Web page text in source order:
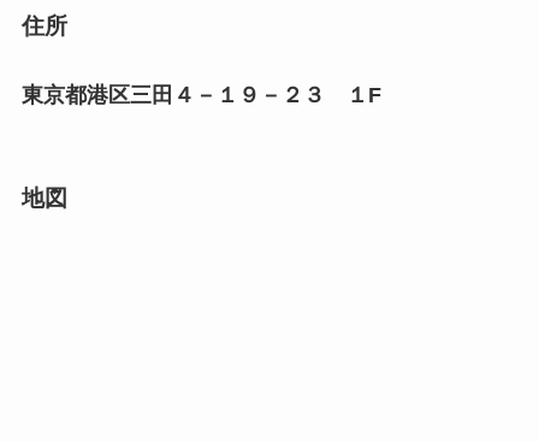
住所
東京都港区三田４－１９－２３ １F
地図